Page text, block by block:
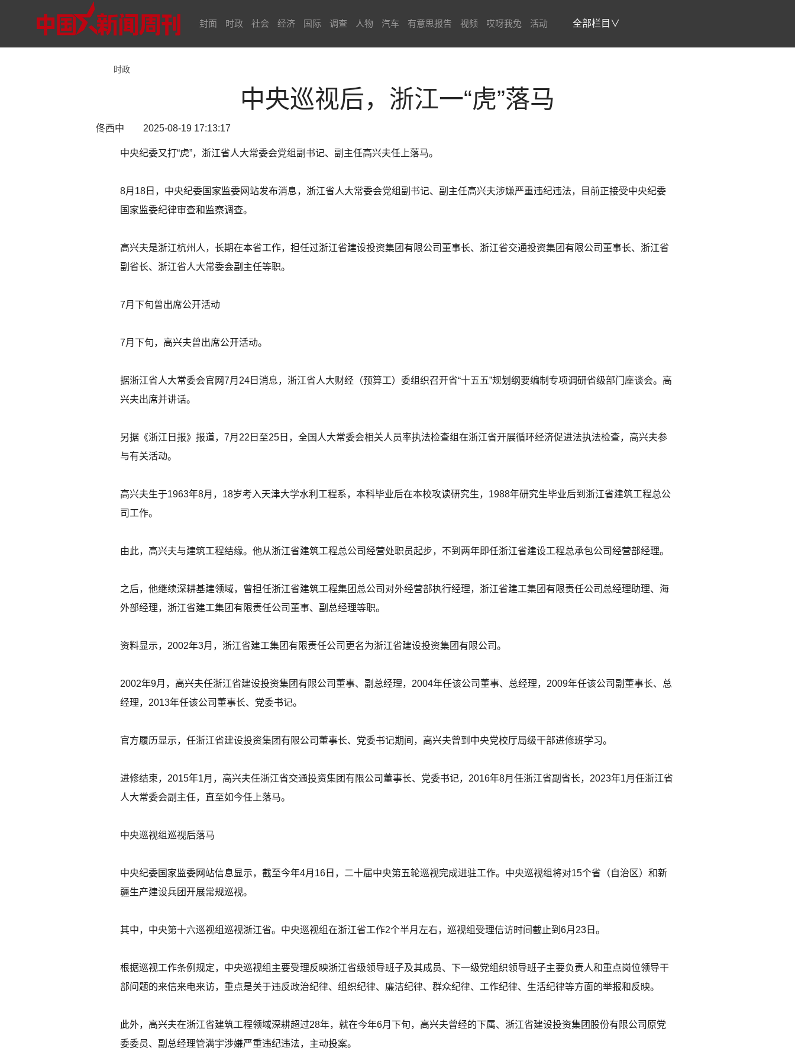
封面 时政 社会 经济 国际 调查 人物 汽车 有意思报告 视频 哎呀我兔 活动 全部栏目∨
时政
中央巡视后，浙江一“虎”落马
佟西中 2025-08-19 17:13:17
中央纪委又打“虎”，浙江省人大常委会党组副书记、副主任高兴夫任上落马。
8月18日，中央纪委国家监委网站发布消息，浙江省人大常委会党组副书记、副主任高兴夫涉嫌严重违纪违法，目前正接受中央纪委
国家监委纪律审查和监察调查。
高兴夫是浙江杭州人，长期在本省工作，担任过浙江省建设投资集团有限公司董事长、浙江省交通投资集团有限公司董事长、浙江省
副省长、浙江省人大常委会副主任等职。
7月下旬曾出席公开活动
7月下旬，高兴夫曾出席公开活动。
据浙江省人大常委会官网7月24日消息，浙江省人大财经（预算工）委组织召开省“十五五”规划纲要编制专项调研省级部门座谈会。高
兴夫出席并讲话。
另据《浙江日报》报道，7月22日至25日，全国人大常委会相关人员率执法检查组在浙江省开展循环经济促进法执法检查，高兴夫参
与有关活动。
高兴夫生于1963年8月，18岁考入天津大学水利工程系，本科毕业后在本校攻读研究生，1988年研究生毕业后到浙江省建筑工程总公
司工作。
由此，高兴夫与建筑工程结缘。他从浙江省建筑工程总公司经营处职员起步，不到两年即任浙江省建设工程总承包公司经营部经理。
之后，他继续深耕基建领域，曾担任浙江省建筑工程集团总公司对外经营部执行经理，浙江省建工集团有限责任公司总经理助理、海
外部经理，浙江省建工集团有限责任公司董事、副总经理等职。
资料显示，2002年3月，浙江省建工集团有限责任公司更名为浙江省建设投资集团有限公司。
2002年9月，高兴夫任浙江省建设投资集团有限公司董事、副总经理，2004年任该公司董事、总经理，2009年任该公司副董事长、总
经理，2013年任该公司董事长、党委书记。
官方履历显示，任浙江省建设投资集团有限公司董事长、党委书记期间，高兴夫曾到中央党校厅局级干部进修班学习。
进修结束，2015年1月，高兴夫任浙江省交通投资集团有限公司董事长、党委书记，2016年8月任浙江省副省长，2023年1月任浙江省
人大常委会副主任，直至如今任上落马。
中央巡视组巡视后落马
中央纪委国家监委网站信息显示，截至今年4月16日，二十届中央第五轮巡视完成进驻工作。中央巡视组将对15个省（自治区）和新
疆生产建设兵团开展常规巡视。
其中，中央第十六巡视组巡视浙江省。中央巡视组在浙江省工作2个半月左右，巡视组受理信访时间截止到6月23日。
根据巡视工作条例规定，中央巡视组主要受理反映浙江省级领导班子及其成员、下一级党组织领导班子主要负责人和重点岗位领导干
部问题的来信来电来访，重点是关于违反政治纪律、组织纪律、廉洁纪律、群众纪律、工作纪律、生活纪律等方面的举报和反映。
此外，高兴夫在浙江省建筑工程领域深耕超过28年，就在今年6月下旬，高兴夫曾经的下属、浙江省建设投资集团股份有限公司原党
委委员、副总经理管满宇涉嫌严重违纪违法，主动投案。